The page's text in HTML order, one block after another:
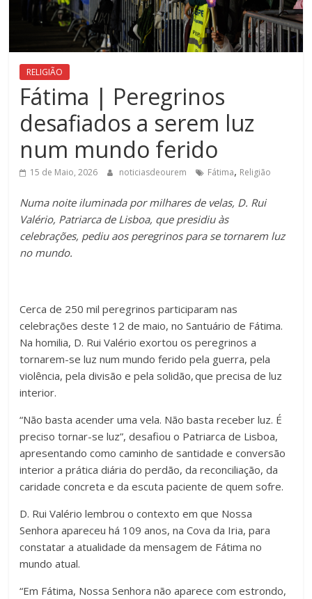
RELIGIÃO
Fátima | Peregrinos
desafiados a serem luz
num mundo ferido
15 de Maio, 2026 noticiasdeourem Fátima, Religião
Numa noite iluminada por milhares de velas, D. Rui
Valério, Patriarca de Lisboa, que presidiu às
celebrações, pediu aos peregrinos para se tornarem luz
no mundo.
Cerca de 250 mil peregrinos participaram nas
celebrações deste 12 de maio, no Santuário de Fátima.
Na homilia, D. Rui Valério exortou os peregrinos a
tornarem-se luz num mundo ferido pela guerra, pela
violência, pela divisão e pela solidão, que precisa de luz
interior.
“Não basta acender uma vela. Não basta receber luz. É
preciso tornar-se luz”, desafiou o Patriarca de Lisboa,
apresentando como caminho de santidade e conversão
interior a prática diária do perdão, da reconciliação, da
caridade concreta e da escuta paciente de quem sofre.
D. Rui Valério lembrou o contexto em que Nossa
Senhora apareceu há 109 anos, na Cova da Iria, para
constatar a atualidade da mensagem de Fátima no
mundo atual.
“Em Fátima, Nossa Senhora não aparece com estrondo,